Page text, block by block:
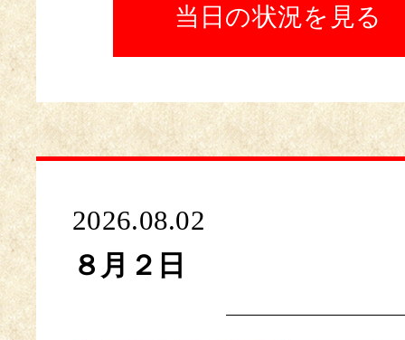
当日の状況を見る
2026.08.02
８月２日